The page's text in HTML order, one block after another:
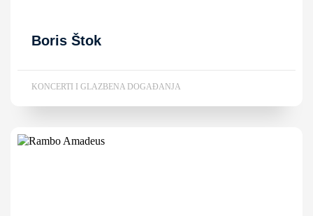
Boris Štok
KONCERTI I GLAZBENA DOGAĐANJA